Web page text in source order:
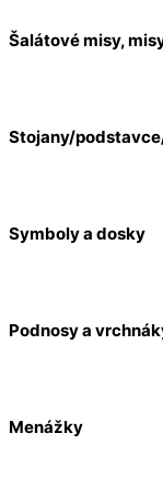
Šalátové misy,
Stojany/
Symboly a dosky
Podnosy a
Menážky